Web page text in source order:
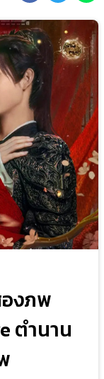
องภพ
ตำนาน